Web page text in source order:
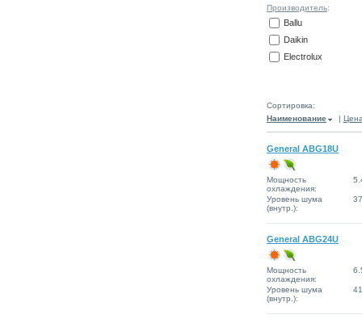
Производитель:
Ballu
Daikin
Electrolux
Сортировка:
Наименование
|
General ABG18U
Мощность
охлаждения:
Уровень шума
(внутр.):
General ABG24U
Мощность
охлаждения:
Уровень шума
(внутр.):